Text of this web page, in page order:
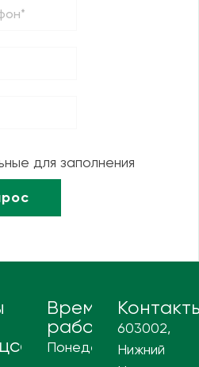
для заполнения
Время
работы
Понедельник
603002,
Нижний